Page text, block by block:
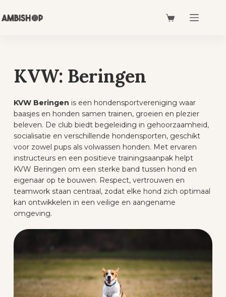
KVW: Beringen
KVW Beringen is een hondensportvereniging waar
baasjes en honden samen trainen, groeien en plezier
beleven. De club biedt begeleiding in gehoorzaamheid,
socialisatie en verschillende hondensporten, geschikt
voor zowel pups als volwassen honden. Met ervaren
instructeurs en een positieve trainingsaanpak helpt
KVW Beringen om een sterke band tussen hond en
eigenaar op te bouwen. Respect, vertrouwen en
teamwork staan centraal, zodat elke hond zich optimaal
kan ontwikkelen in een veilige en aangename
omgeving.